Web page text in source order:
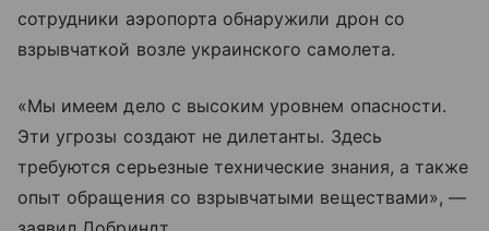
сотрудники аэропорта обнаружили дрон со
взрывчаткой возле украинского самолета.
«Мы имеем дело с высоким уровнем опасности.
Эти угрозы создают не дилетанты. Здесь
требуются серьезные технические знания, а также
опыт обращения со взрывчатыми веществами», —